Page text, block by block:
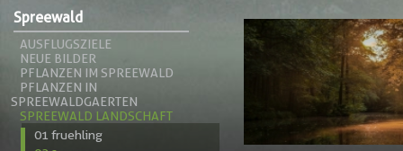
Spreewald
AUSFLUGSZIELE
NEUE BILDER
PFLANZEN IM SPREEWALD
PFLANZEN IN
SPREEWALDGAERTEN
SPREEWALD LANDSCHAFT
01 fruehling